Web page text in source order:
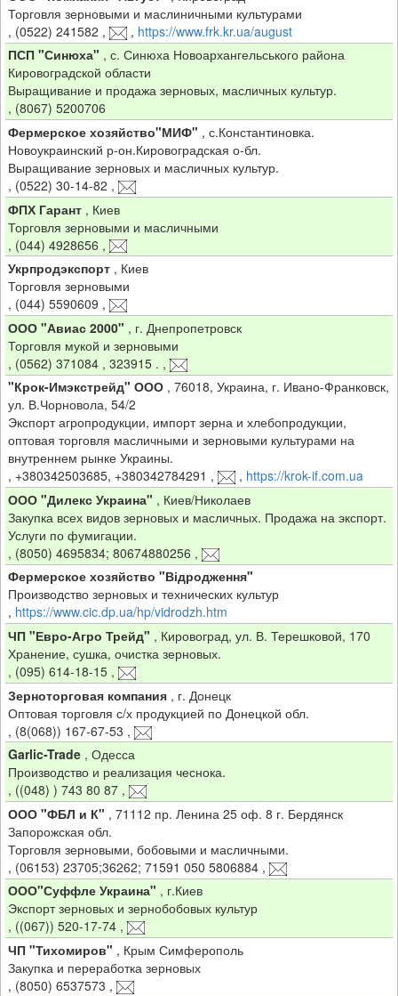
Торговля зерновыми и маслиничными культурами
, (0522) 241582 , , https://www.frk.kr.ua/august
ПСП "Синюха" , с. Синюха Новоархангельського района
Кировоградской области
Выращивание и продажа зерновых, масличных культур.
, (8067) 5200706
Фермерское хозяйство"МИФ" , с.Константиновка.
Новоукраинский р-он.Кировоградская о-бл.
Выращивание зерновых и масличных культур.
, (0522) 30-14-82 ,
ФПХ Гарант, Киев
Торговля зерновыми и масличными
, (044) 4928656 ,
Укрпродэкспорт, Киев
Торговля зерновыми
, (044) 5590609 ,
ООО "Авиас 2000" , г. Днепропетровск
Торговля мукой и зерновыми
, (0562) 371084 , 323915 . ,
"Крок-Имэкстрейд" ООО, 76018, Украина, г. Ивано-Франковск,
ул. В.Чорновола, 54/2
Экспорт агропродукции, импорт зерна и хлебопродукции,
оптовая торговля масличными и зерновыми культурами на
внутреннем рынке Украины.
, +380342503685, +380342784291 , , https://krok-if.com.ua
ООО "Дилекс Украина" , Киев/Николаев
Закупка всех видов зерновых и масличных. Продажа на экспорт.
Услуги по фумигации.
, (8050) 4695834; 80674880256 ,
Фермерское хозяйство "Відродження"
Производство зерновых и технических культур
, https://www.cic.dp.ua/hp/vidrodzh.htm
ЧП "Евро-Агро Трейд" , Кировоград, ул. В. Терешковой, 170
Хранение, сушка, очистка зерновых.
, (095) 614-18-15,
Зерноторговая компания, г. Донецк
Оптовая торговля с/х продукцией по Донецкой обл.
, (8(068)) 167-67-53 ,
Garlic-Trade, Одесса
Производство и реализация чеснока.
, ((048) ) 743 80 87,
ООО "ФБЛ и К" , 71112 пр. Ленина 25 оф. 8 г. Бердянск
Запорожская обл.
Торговля зерновыми, бобовыми и масличными.
, (06153) 23705;36262; 71591 050 5806884,
ООО"Суффле Украина" , г.Киев
Экспорт зерновых и зернобобовых культур
, ((067)) 520-17-74,
ЧП "Тихомиров" , Крым Симферополь
Закупка и переработка зерновых
, (8050) 6537573 ,